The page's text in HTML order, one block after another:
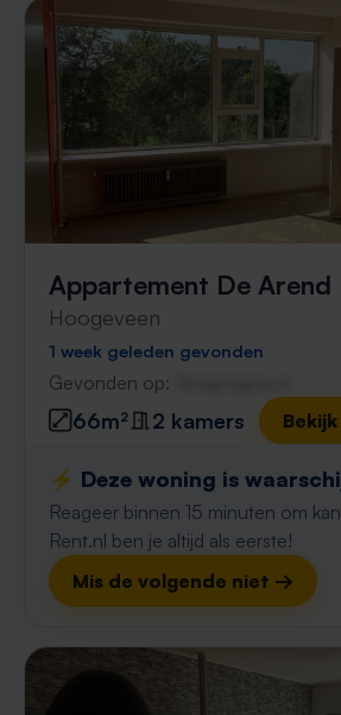
Appartement De Arend
Hoogeveen
1 week geleden gevonden
Gevonden op:
66m² 2 kamers
⚡️ Deze woning is
Reageer binnen 15 minuten om
Rent.nl ben je altijd als eerste!
Mis de volgende niet →